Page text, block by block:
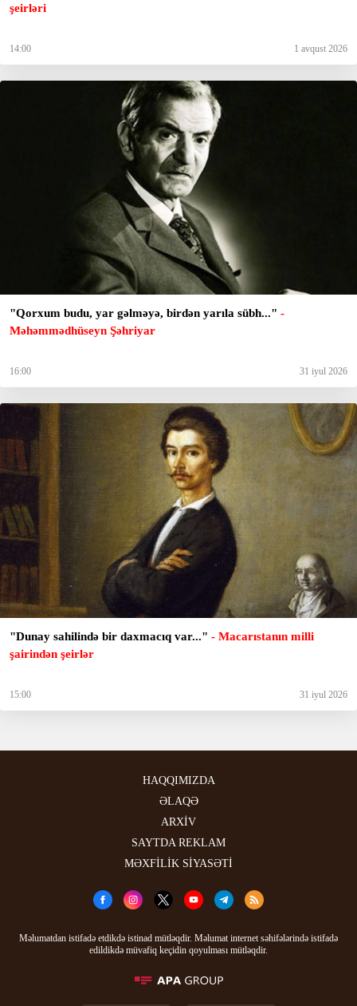
şeirləri
14:00 1 avqust 2026
"Qorxum budu, yar gəlməyə, birdən yarıla sübh..." -
Məhəmmədhüseyn Şəhriyar
16:00 31 iyul 2026
"Dunay sahilində bir daxmacıq var..." - Macarıstanın milli
şairindən şeirlər
15:00 31 iyul 2026
HAQQIMIZDA
ƏLAQƏ
ARXİV
SAYTDA REKLAM
MƏXFİLİK SİYASƏTİ
Məlumatdan istifadə etdikdə istinad mütləqdir. Məlumat internet səhifələrində istifadə
edildikdə müvafiq keçidin qoyulması mütləqdir.